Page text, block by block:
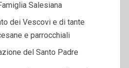
Salesiana
dei Vescovi e di tante
e parrocchiali
del Santo Padre